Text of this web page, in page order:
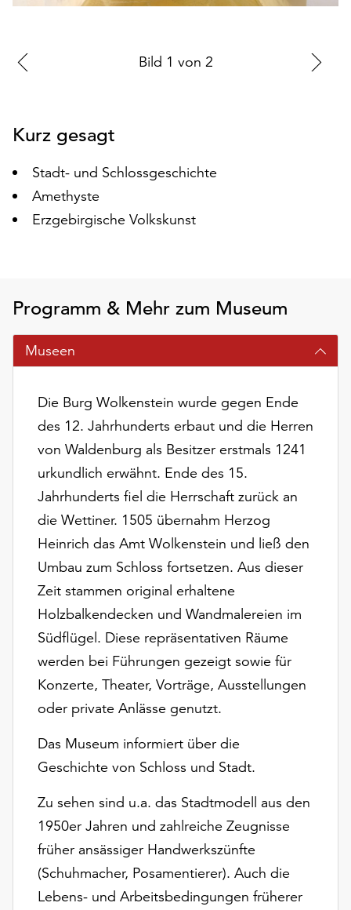
akzeptieren“,
um
zu
akzeptieren.
können
Ihr
Einverständnis
jederzeit
Dafür
steht
Ihnen
am
Seite
Schaltfläche
„Cookie-
Verfügung.
Funktionale
Cookies
werden
auch
ohne
Einverständnis
weiterhin
ausgeführt.
Möchten
verwendeten
anpassen,
erreichen
Einstellungen
über
Bild 1 von 2
Kurz gesagt
Stadt- und Schlossgeschichte
Amethyste
Erzgebirgische Volkskunst
Programm & Mehr zum Museum
Museen
Die Burg Wolkenstein wurde gegen Ende
des 12. Jahrhunderts erbaut und die Herren
von Waldenburg als Besitzer erstmals 1241
urkundlich erwähnt. Ende des 15.
Jahrhunderts fiel die Herrschaft zurück an
die Wettiner. 1505 übernahm Herzog
Heinrich das Amt Wolkenstein und ließ den
Umbau zum Schloss fortsetzen. Aus dieser
Zeit stammen original erhaltene
Holzbalkendecken und Wandmalereien im
Südflügel. Diese repräsentativen Räume
werden bei Führungen gezeigt sowie für
Konzerte, Theater, Vorträge, Ausstellungen
oder private Anlässe genutzt.
Das Museum informiert über die
Geschichte von Schloss und Stadt.
Zu sehen sind u.a. das Stadtmodell aus den
1950er Jahren und zahlreiche Zeugnisse
früher ansässiger Handwerkszünfte
(Schuhmacher, Posamentierer). Auch die
Lebens- und Arbeitsbedingungen früherer